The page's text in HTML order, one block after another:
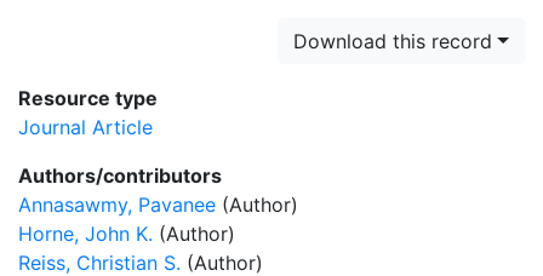
Download this record
Resource type
Journal Article
Authors/contributors
Annasawmy, Pavanee (Author)
Horne, John K. (Author)
Reiss, Christian S. (Author)